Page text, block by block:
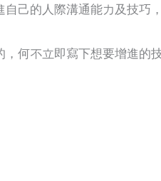
己的人際溝通能力及技巧
何不立即寫下想要增進的